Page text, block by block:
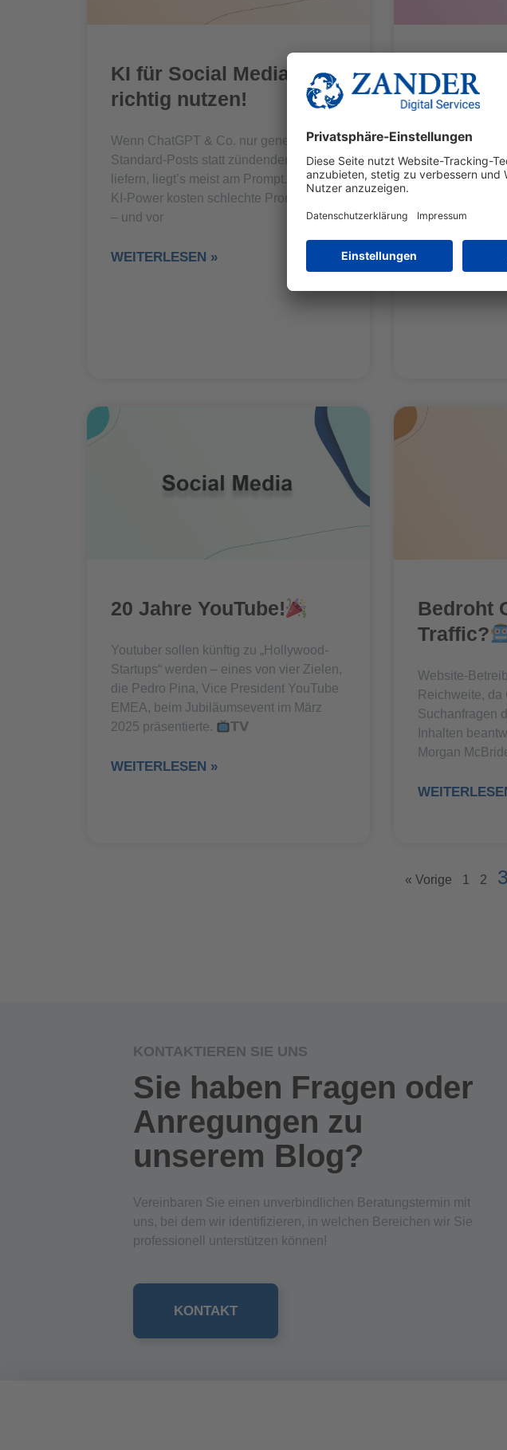
KI für Social Media
richtig nutzen!
Wenn ChatGPT & Co. nur generische
Standard-Posts statt zündender Ideen
liefern, liegt’s meist am Prompt. Trotz aller
KI-Power kosten schlechte Prompts Zeit
– und vor
WEITERLESEN »
LinkedIn
LinkedIn hat
veröffentlicht,
deinem Post
bringen dir
20 Jahre YouTube!
Youtuber sollen künftig zu „Hollywood-
Startups“ werden – eines von vier Zielen,
die Pedro Pina, Vice President YouTube
EMEA, beim Jubiläumsevent im März
2025 präsentierte.
𝗧𝗩
WEITERLESEN »
Bedroht
Traffic?
Website-
Reichweite, da
Suchanfragen
Inhalten
Morgan
« Vorige 1 2 3
KONTAKTIEREN SIE UNS
Sie haben Fragen oder
Anregungen zu
unserem Blog?
Vereinbaren Sie einen unverbindlichen Beratungstermin mit
uns, bei dem wir identifizieren, in welchen Bereichen wir Sie
professionell unterstützen können!
KONTAKT